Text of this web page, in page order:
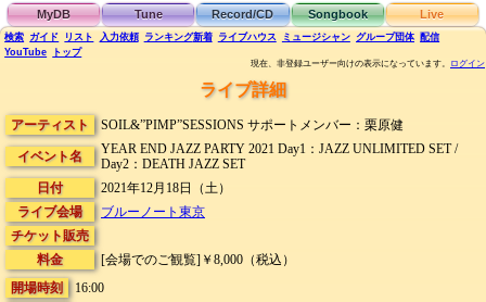
MyDB Tune Record/CD Songbook Live
検索 ガイド リスト 入力依頼 ランキング新着 ライブハウス ミュージシャン グループ団体 配信
YouTube
トップ
現在、非登録ユーザー向けの表示になっています。 ログイン
ライブ詳細
アーティスト SOIL&”PIMP”SESSIONS サポートメンバー：栗原健
イベント名
YEAR END JAZZ PARTY 2021 Day1：JAZZ UNLIMITED SET /
Day2：DEATH JAZZ SET
日付
2021年12月18日（土）
ライブ会場
ブルーノート東京
チケット販売
料金
[会場でのご観覧]￥8,000（税込）
開場時刻
16:00